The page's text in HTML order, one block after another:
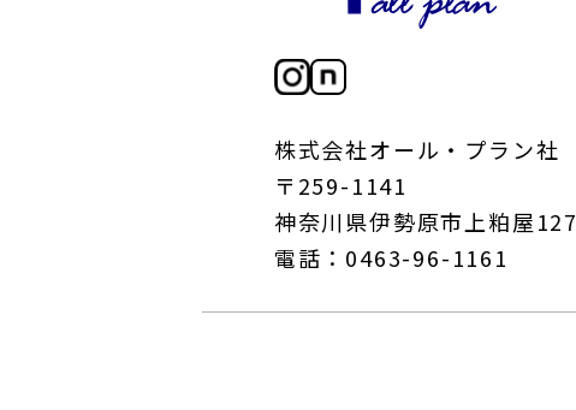
株式会社オール・プラン社
〒259-1141
神奈川県伊勢原市上粕屋
電話：0463-96-1161